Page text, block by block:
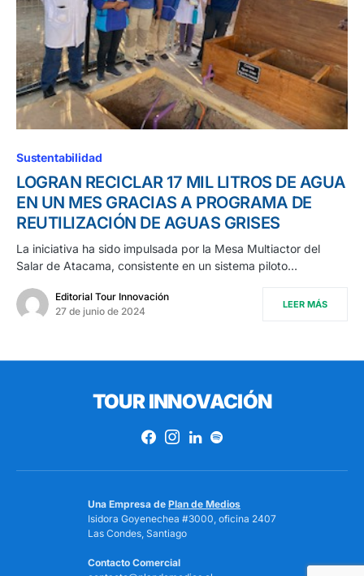
Sustentabilidad
LOGRAN RECICLAR 17 MIL LITROS DE AGUA
EN UN MES GRACIAS A PROGRAMA DE
REUTILIZACIÓN DE AGUAS GRISES
La iniciativa ha sido impulsada por la Mesa Multiactor del
Salar de Atacama, consistente en un sistema piloto…
Editorial Tour Innovación
27 de junio de 2024
LEER MÁS
TOUR INNOVACIÓN
Una Empresa de Plan de Medios
Isidora Goyenechea #3000, oficina 2407
Las Condes, Santiago
Contacto Comercial